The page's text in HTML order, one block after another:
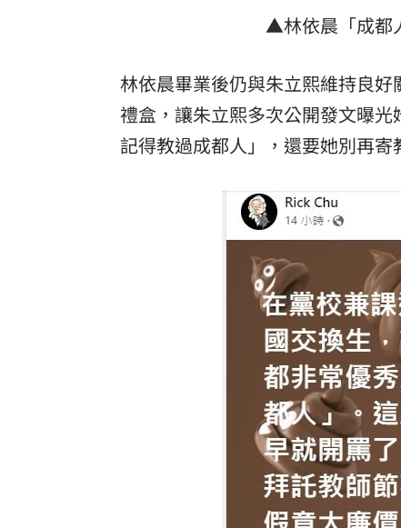
理想混蛋號召粉絲跨海追星吃美食！
▲林依晨「成都
林依晨畢業後仍與朱立熙維持良
禮盒，讓朱立熙多次公開發文曝
記得教過成都人」，還要她別再